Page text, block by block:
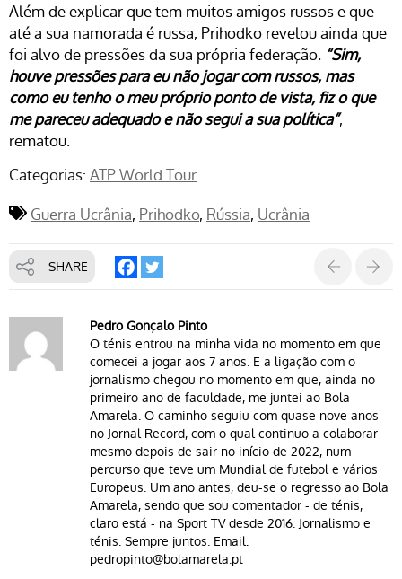
Além de explicar que tem muitos amigos russos e que
até a sua namorada é russa, Prihodko revelou ainda que
foi alvo de pressões da sua própria federação. “Sim,
houve pressões para eu não jogar com russos, mas
como eu tenho o meu próprio ponto de vista, fiz o que
me pareceu adequado e não segui a sua política”,
rematou.
Categorias: ATP World Tour
Guerra Ucrânia Prihodko Rússia Ucrânia
SHARE
Pedro Gonçalo Pinto
O ténis entrou na minha vida no momento em que
comecei a jogar aos 7 anos. E a ligação com o
jornalismo chegou no momento em que, ainda no
primeiro ano de faculdade, me juntei ao Bola
Amarela. O caminho seguiu com quase nove anos
no Jornal Record, com o qual continuo a colaborar
mesmo depois de sair no início de 2022, num
percurso que teve um Mundial de futebol e vários
Europeus. Um ano antes, deu-se o regresso ao Bola
Amarela, sendo que sou comentador - de ténis,
claro está - na Sport TV desde 2016. Jornalismo e
ténis. Sempre juntos. Email:
pedropinto@bolamarela.pt